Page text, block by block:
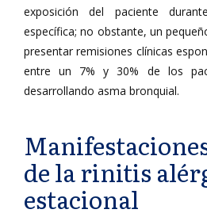
exposición del paciente
específica; no obstante, un
presentar remisiones clínicas
entre un 7% y 30% de los
desarrollando asma bronquial.
de la rinitis
estacional